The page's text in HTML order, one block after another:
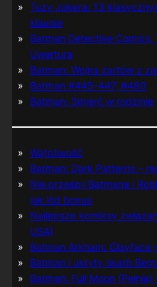
Tuzy Jokera: 13
klaunie
Batman Detective Comics,
Uwertura
Batman: Wojna żartów z
Batman #445-447, #480
Batman: Śmierć w rodzinie
Wątpliwość
Batman: Dark Patterns –
Nie prześpij Batmana i
jak lód bonus
Najlepsze komiksy
USA)
Batman Arkham: Clayface
Batman i ukryty skarb
Batman: Full Moon (Pełnia)